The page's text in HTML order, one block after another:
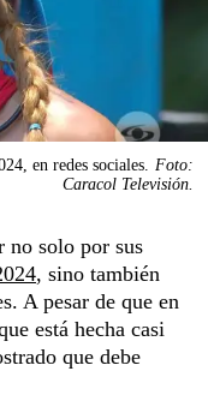
en redes sociales.
Foto:
Caracol Televisión.
no solo por sus
, sino también
A pesar de que en
está hecha casi
que debe